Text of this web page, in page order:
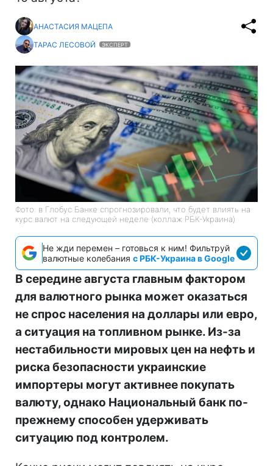
АНАСТАСИЯ МАЦЕПА
ТАРАС ЛЕСОВОЙ
ЭКСПЕРТ
Фото: в Глобус Банке спрогнозировали, что будет влиять на
курс валют на следующей неделе (коллаж РБК-Украина)
Не жди перемен – готовься к ним! Фильтруй
валютные колебания с РБК-Украина в Google
В середине августа главным фактором
для валютного рынка может оказаться
не спрос населения на доллары или евро,
а ситуация на топливном рынке. Из-за
нестабильности мировых цен на нефть и
риска безопасности украинские
импортеры могут активнее покупать
валюту, однако Национальный банк по-
прежнему способен удерживать
ситуацию под контролем.